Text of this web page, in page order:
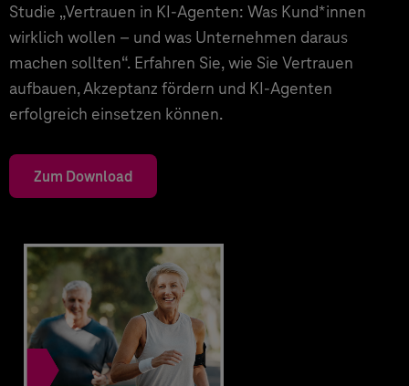
Studie „Vertrauen in KI-Agenten: Was Kund*innen
wirklich wollen – und was Unternehmen daraus
machen sollten“. Erfahren Sie, wie Sie Vertrauen
aufbauen, Akzeptanz fördern und KI-Agenten
erfolgreich einsetzen können.
Zum Download